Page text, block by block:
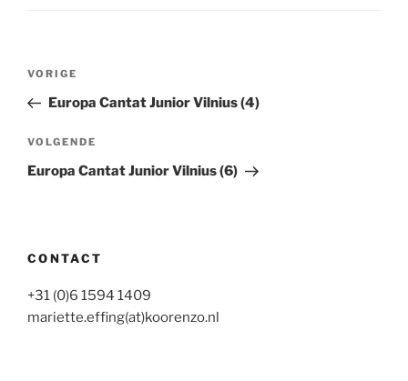
Bericht
Vorig
bericht
VORIGE
Europa Cantat Junior Vilnius (4)
Volgend
bericht
VOLGENDE
Europa Cantat Junior Vilnius (6)
CONTACT
+31 (0)6 1594 1409
mariette.effing(at)koorenzo.nl